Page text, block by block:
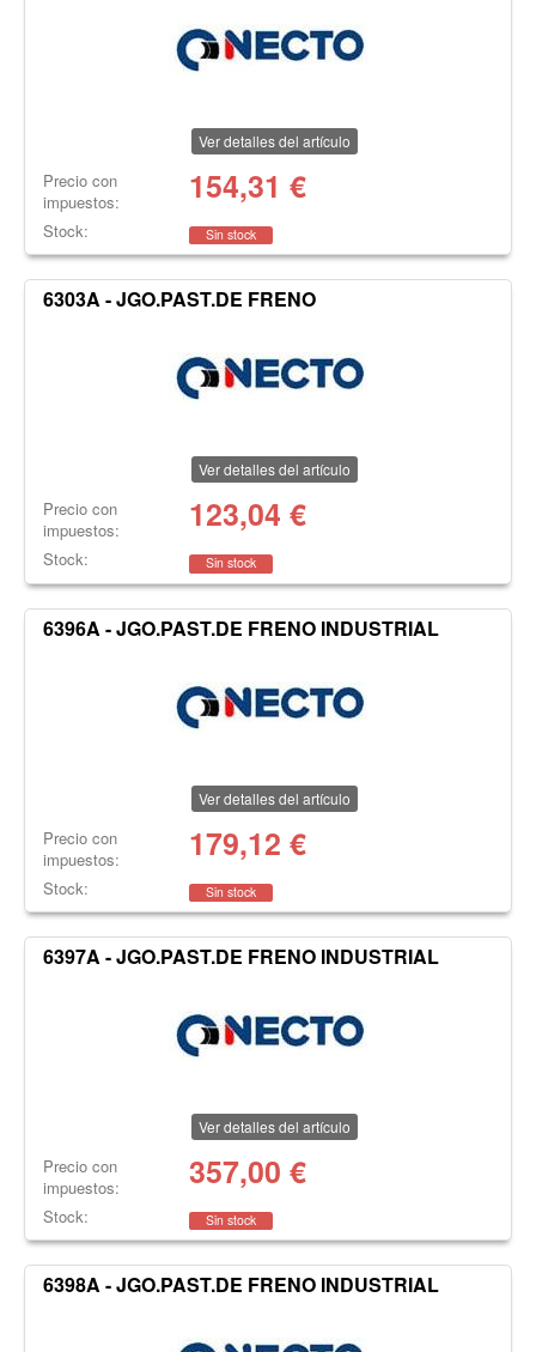
Ver detalles del artículo
Precio con
impuestos:
154,31 €
Stock: Sin stock
6303A - JGO.PAST.DE FRENO
Ver detalles del artículo
Precio con
impuestos:
123,04 €
Stock: Sin stock
6396A - JGO.PAST.DE FRENO INDUSTRIAL
Ver detalles del artículo
Precio con
impuestos:
179,12 €
Stock: Sin stock
6397A - JGO.PAST.DE FRENO INDUSTRIAL
Ver detalles del artículo
Precio con
impuestos:
357,00 €
Stock: Sin stock
6398A - JGO.PAST.DE FRENO INDUSTRIAL